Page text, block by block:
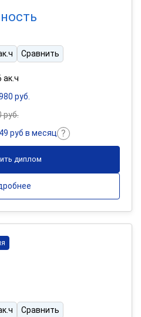
Сравнить
ак.ч
руб.
руб.
руб в месяц
диплом
Сравнить